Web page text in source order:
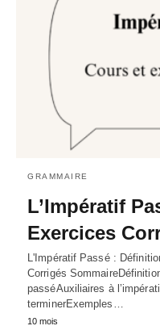
GRAMMAIRE
L’Impératif
Exercices
L'Impératif Passé :
Corrigés
passéAuxiliaires à
terminerExemples…
10 mois